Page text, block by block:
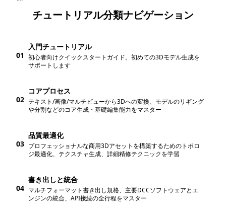
チュートリアル分類ナビゲーション
01
入門チュートリアル
初心者向けクイックスタートガイド。初めての3Dモデル生成を
サポートします
02
コアプロセス
テキスト/画像/マルチビューから3Dへの変換、モデルのリギング
や分割などのコア生成・基礎編集能力をマスター
03
品質最適化
プロフェッショナルな商用3Dアセットを構築するためのトポロ
ジ最適化、テクスチャ生成、詳細精修テクニックを学習
04
書き出しと統合
マルチフォーマット書き出し規格、主要DCCソフトウェアとエ
ンジンの統合、API接続の全行程をマスター